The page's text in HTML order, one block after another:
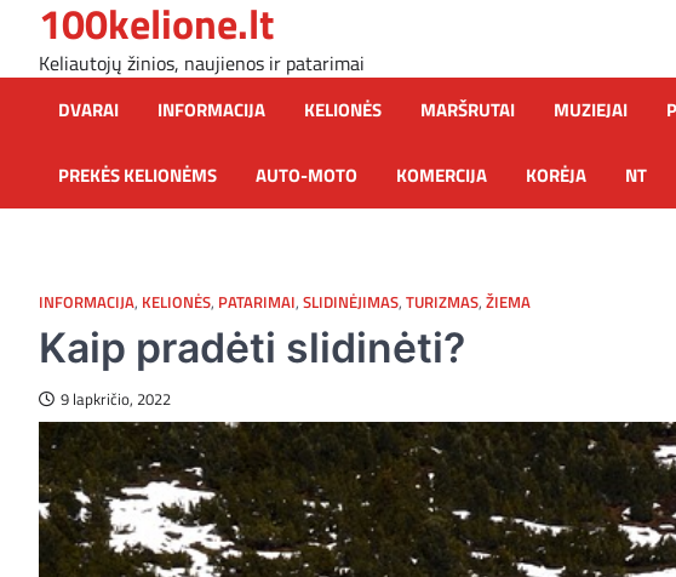
content
100kelione.lt
Keliautojų žinios, naujienos ir patarimai
DVARAI INFORMACIJA KELIONĖS MARŠRUTAI MUZIEJAI
PREKĖS KELIONĖMS AUTO-MOTO KOMERCIJA KORĖJA NT
INFORMACIJA, KELIONĖS, PATARIMAI, SLIDINĖJIMAS, TURIZMAS, ŽIEMA
Kaip pradėti slidinėti?
9 lapkričio, 2022